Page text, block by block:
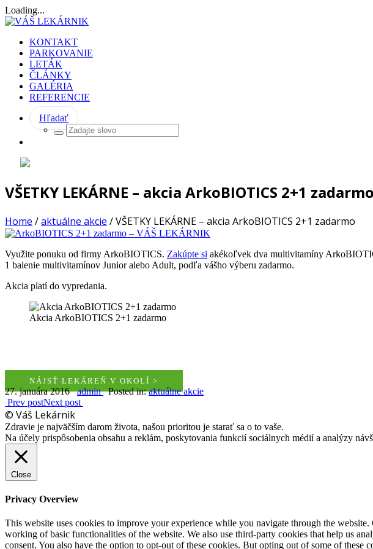
Loading...
KONTAKT
PARKOVANIE
LETÁK
ČLÁNKY
GALÉRIA
REFERENCIE
Hľadať
VŠETKY LEKÁRNE – akcia ArkoBIOTICS 2+1 zadarmo
Home /aktuálne akcie /VŠETKY LEKÁRNE – akcia ArkoBIOTICS 2+1 zadarmo
Využite ponuku od firmy ArkoBIOTICS. Zakúpte si akékoľvek dva multivitamíny
1 balenie multivitamínov Junior alebo Adult, podľa vášho výberu zadarmo.
Akcia platí do vypredania.
Akcia ArkoBIOTICS 2+1 zadarmo
NÁJSŤ LEKÁREŇ V OKOLÍ >
27. januára 2016 admin Posted in:aktuálne akcie
Prev postNext post
© Váš Lekárnik
Zdravie je najväčším darom života, našou prioritou je starať sa o to vaše.
Na účely prispôsobenia obsahu a reklám, poskytovania funkcií sociálnych médií a analýzy
Close
Privacy Overview
This website uses cookies to improve your experience while you navigate through the
working of basic functionalities of the website. We also use third-party cookies that help us
consent. You also have the option to opt-out of these cookies. But opting out of some of these